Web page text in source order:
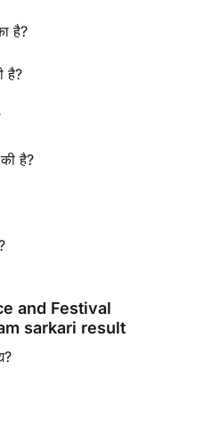
है?
है?
है?
and Festival
sarkari result